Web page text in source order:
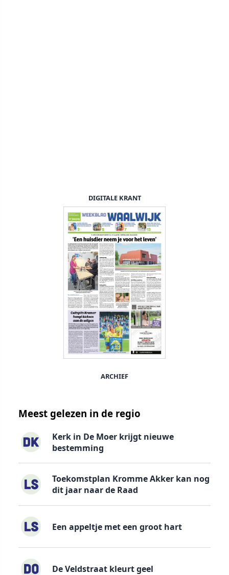
DIGITALE KRANT
ARCHIEF
Meest gelezen in de regio
Kerk in De Moer krijgt nieuwe
bestemming
Toekomstplan Kromme Akker kan nog
dit jaar naar de Raad
Een appeltje met een groot hart
De Veldstraat kleurt geel